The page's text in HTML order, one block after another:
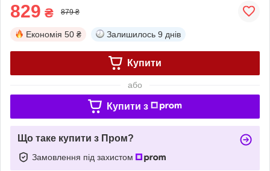
829 ₴ 879 ₴
Економія 50 ₴ Залишилось 9 днів
Купити
або
Купити з
Що таке купити з Пром?
Замовлення під захистом